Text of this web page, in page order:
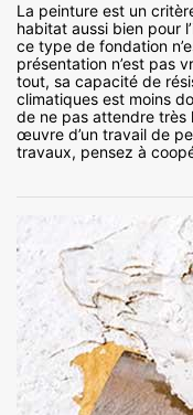
La peinture est un
habitat aussi bien pour
ce type de fondation
présentation n’est pas
tout, sa capacité de
climatiques est moins
de ne pas attendre très
œuvre d’un travail de
travaux, pensez à